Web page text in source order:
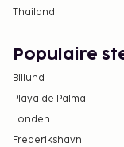
Thailand
Populaire
Billund
Playa de Palma
Londen
Frederikshavn